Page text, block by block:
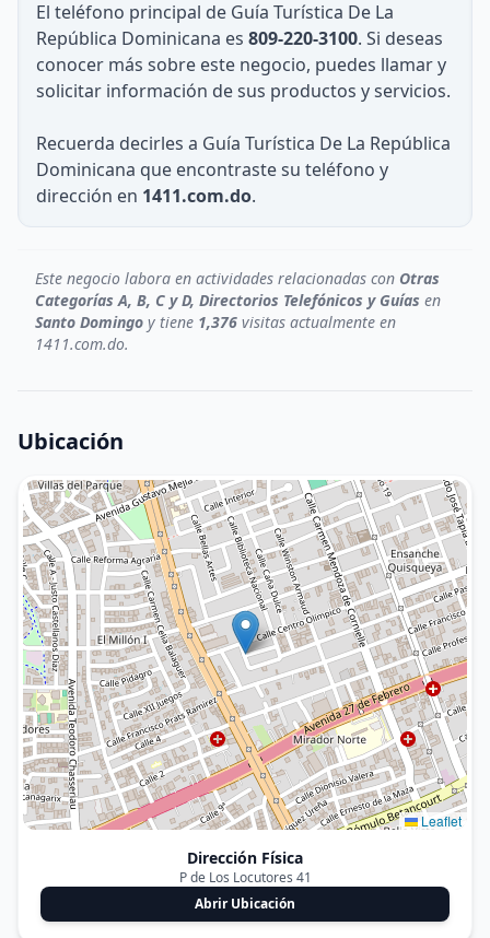
El teléfono principal de Guía Turística De La
República Dominicana es 809-220-3100. Si deseas
conocer más sobre este negocio, puedes llamar y
solicitar información de sus productos y servicios.
Recuerda decirles a Guía Turística De La República
Dominicana que encontraste su teléfono y
dirección en 1411.com.do.
Este negocio labora en actividades relacionadas con Otras
Categorías A, B, C y D, Directorios Telefónicos y Guías en
Santo Domingo y tiene 1,376 visitas actualmente en
1411.com.do.
Ubicación
Leaflet
Dirección Física
P de Los Locutores 41
Abrir Ubicación